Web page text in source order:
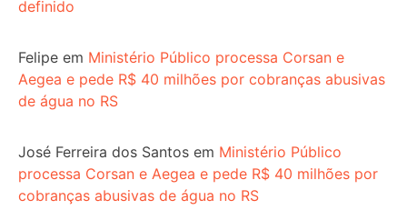
definido
Felipe em Ministério Público processa Corsan e
Aegea e pede R$ 40 milhões por cobranças abusivas
de água no RS
José Ferreira dos Santos em Ministério Público
processa Corsan e Aegea e pede R$ 40 milhões por
cobranças abusivas de água no RS